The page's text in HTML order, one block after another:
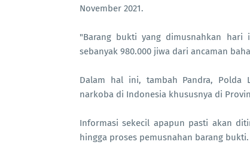
November 2021.
"Barang bukti yang dimusnahkan hari
sebanyak 980.000 jiwa dari ancaman
Dalam hal ini, tambah Pandra, Polda
narkoba di Indonesia khususnya di
Informasi sekecil apapun pasti akan
hingga proses pemusnahan barang bukti.